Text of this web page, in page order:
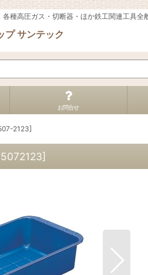
種高圧ガス・切断器・ほか鉄工関連工具全
プ サンテック
お問合せ
2123]
]